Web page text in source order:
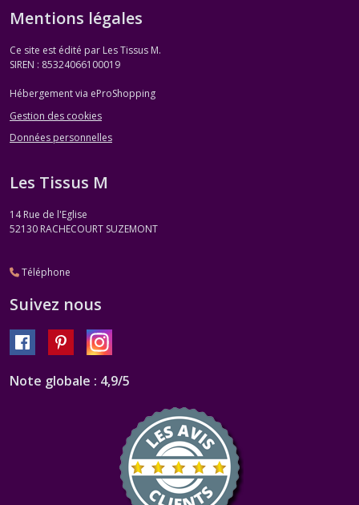
Mentions légales
Ce site est édité par Les Tissus M.
SIREN : 85324066100019
Hébergement via eProShopping
Gestion des cookies
Données personnelles
Les Tissus M
14 Rue de l'Eglise
52130 RACHECOURT SUZEMONT
Téléphone
Suivez nous
Note globale : 4,9/5